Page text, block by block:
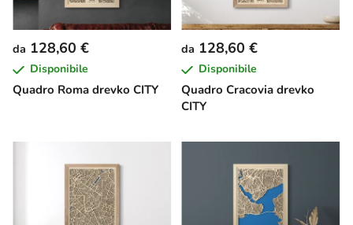
Quadro Roma drevko CITY
da 128,60 €
Disponibile
Quadro Cracovia drevko
CITY
da 128,60 €
Disponibile